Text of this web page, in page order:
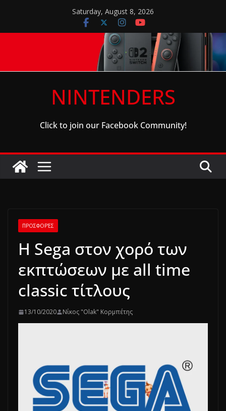
content
Saturday, August 8, 2026
NINTENDERS
Click to join our Facebook Community!
ΠΡΟΣΦΟΡΈΣ
Η Sega στον χορό των
εκπτώσεων με all time
classic τίτλους
13/10/2020 Νίκος "Olak" Κορμπέτης